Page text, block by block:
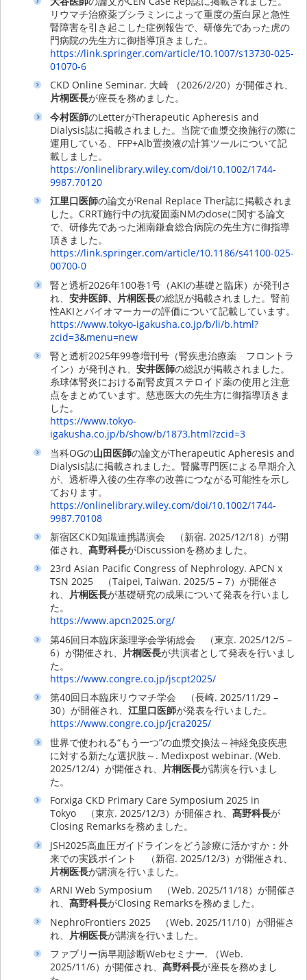
リウマチ治療薬ブシラミンによって重度の蛋白尿と急性
腎障害を引き起こした症例報告で、研修先であった虎の
門病院の先生方に御指導頂きました。
https://link.springer.com/article/10.1007/s13730-025-
01070-6
CKD Online Seminar. 大崎 （2026/2/20）が開催され、
片桐医長が座長を務めました。
今村医師のLetterがTherapeutic Apheresis and
Dialysis誌に掲載されました。当院で血漿交換施行の際に
運用している、FFP+Alb置換液の計算ツールについて記
載しました。
https://onlinelibrary.wiley.com/doi/10.1002/1744-
9987.70120
江里口医師の論文がRenal Replace Ther誌に掲載されま
した。CRRT施行中の抗凝固薬NMのdoseに関する論文
で、研修先であった湘南鎌倉総合病院の先生方に御指導
頂きました。
https://link.springer.com/article/10.1186/s41100-025-
00700-0
腎と透析2026年100巻1号（AKIの基礎と臨床）が発刊さ
れ、安井医師、片桐医長の総説が掲載されました。腎前
性AKIとバイオマーカーの評価について記載しています。
https://www.tokyo-igakusha.co.jp/b/li/b.html?
zcid=3&menu=new
腎と透析2025年99巻増刊号（腎疾患治療薬 フロントラ
イン）が発刊され、安井医師の総説が掲載されました。
糸球体腎炎における副腎皮質ステロイド薬の使用と注意
点をまとめています。慈恵医大の先生方に御指導頂きま
した。
https://www.tokyo-
igakusha.co.jp/b/show/b/1873.html?zcid=3
当科OGの山田医師の論文がTherapeutic Apheresis and
Dialysis誌に掲載されました。腎臓専門医による早期介入
が、透析導入後の生存率の改善につながる可能性を示し
ております。
https://onlinelibrary.wiley.com/doi/10.1002/1744-
9987.70108
新宿区CKD知識連携講演会 （新宿. 2025/12/18）が開
催され、髙野科長がDiscussionを務めました。
23rd Asian Pacific Congress of Nephrology. APCN x
TSN 2025 （Taipei, Taiwan. 2025/5 – 7）が開催さ
れ、 片桐医長が基礎研究の成果について発表を行いまし
た。
https://www.apcn2025.org/
第46回日本臨床薬理学会学術総会 （東京. 2025/12/5 –
6）が開催され、 片桐医長が共演者として発表を行いまし
た。
https://www.congre.co.jp/jscpt2025/
第40回日本臨床リウマチ学会 （長崎. 2025/11/29 –
30）が開催され、江里口医師が発表を行いました。
https://www.congre.co.jp/jcra2025/
世界で使われる“もう一つ”の血漿交換法～神経免疫疾患
に対する新たな選択肢～. Medixpost webinar. (Web.
2025/12/4）が開催され、 片桐医長が講演を行いまし
た。
Forxiga CKD Primary Care Symposium 2025 in
Tokyo （東京. 2025/12/3）が開催され、髙野科長が
Closing Remarksを務めました。
JSH2025高血圧ガイドラインをどう診療に活かすか：外
来での実践ポイント （新宿. 2025/12/3）が開催され、
片桐医長が講演を行いました。
ARNI Web Symposium （Web. 2025/11/18）が開催さ
れ、髙野科長がClosing Remarksを務めました。
NephroFrontiers 2025 （Web. 2025/11/10）が開催さ
れ、 片桐医長が講演を行いました。
ファブリー病早期診断Webセミナー. （Web.
2025/11/6）が開催され、髙野科長が座長を務めまし